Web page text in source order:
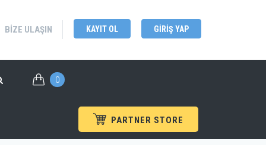
BIZE ULAŞIN KAYIT OL GIRIŞ YAP
0
PARTNER STORE
Teledyne Test Tools / T3DSO3000HD Serisi